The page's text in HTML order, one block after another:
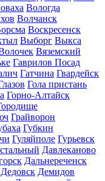
Вологда
Волчанск
Воскресенск
Выборг Выкса
Вяземский
Гаврилов Посад
Гатчина Гвардейск
Гола пристань
Горно-Алтайск
Грайворон
Губкин
Гуляйполе Гурьевск
Давлеканово
Дальнереченск
Дедовск Демидов